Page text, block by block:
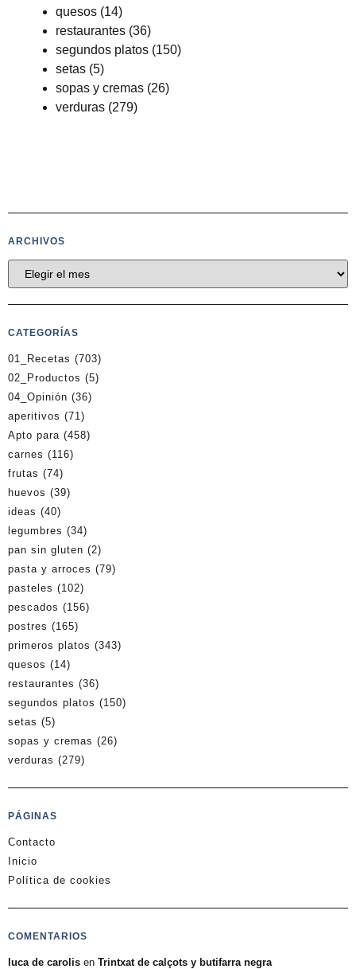
quesos (14)
restaurantes (36)
segundos platos (150)
setas (5)
sopas y cremas (26)
verduras (279)
ARCHIVOS
CATEGORÍAS
01_Recetas (703)
02_Productos (5)
04_Opinión (36)
aperitivos (71)
Apto para (458)
carnes (116)
frutas (74)
huevos (39)
ideas (40)
legumbres (34)
pan sin gluten (2)
pasta y arroces (79)
pasteles (102)
pescados (156)
postres (165)
primeros platos (343)
quesos (14)
restaurantes (36)
segundos platos (150)
setas (5)
sopas y cremas (26)
verduras (279)
PÁGINAS
Contacto
Inicio
Política de cookies
COMENTARIOS
luca de carolis en Trintxat de calçots y butifarra negra